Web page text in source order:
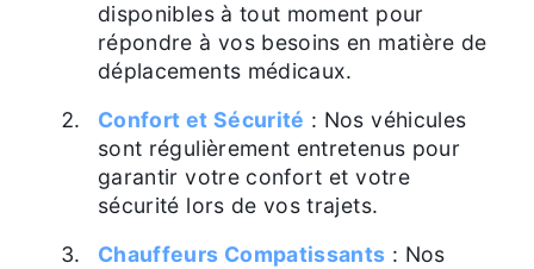
disponibles à tout moment pour
répondre à vos besoins en matière de
déplacements médicaux.
Confort et Sécurité : Nos véhicules
sont régulièrement entretenus pour
garantir votre confort et votre
sécurité lors de vos trajets.
Chauffeurs Compatissants : Nos